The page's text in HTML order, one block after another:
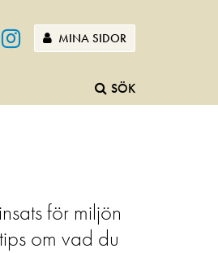
MINA SIDOR
SÖK
för miljön
om vad du